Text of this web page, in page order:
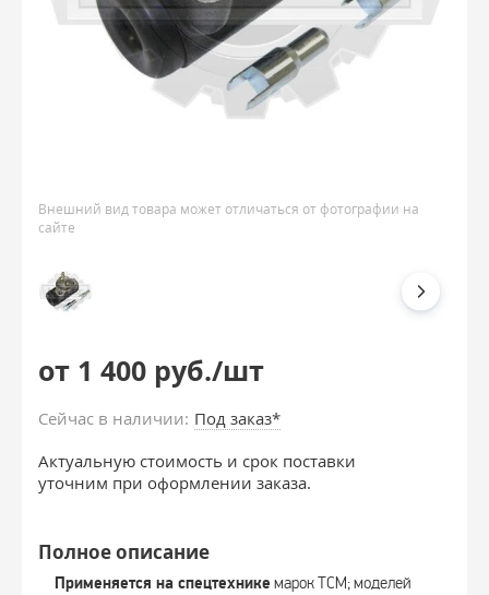
Внешний вид товара может отличаться от фотографии на
сайте
от 1 400 руб./шт
Сейчас в наличии: Под заказ*
Актуальную стоимость и срок поставки
уточним при оформлении заказа.
Полное описание
Применяется на спецтехнике марок TCM; моделей